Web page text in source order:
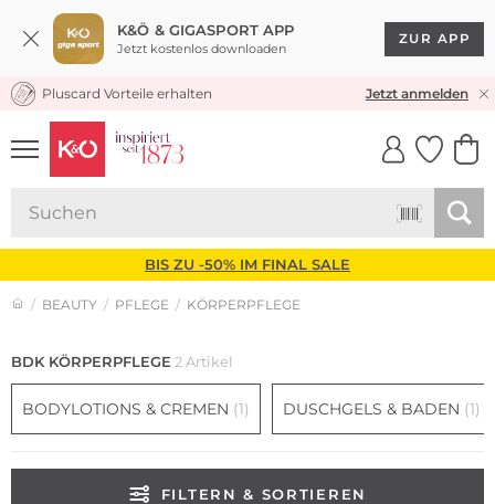
K&Ö & GIGASPORT APP
Jetzt kostenlos downloaden
ZUR APP
KOSTENLOSER VERSAND* & RÜCKVERSAND
Pluscard Vorteile erhalten Jetzt anmelden
UNSERE APP
CLICK &
BIS ZU -50% IM FINAL SALE
BEAUTY PFLEGE KÖRPERPFLEGE
BDK KÖRPERPFLEGE 2 Artikel
BODYLOTIONS & CREMEN (1) DUSCHGELS & BADEN (1)
FILTERN & SORTIEREN